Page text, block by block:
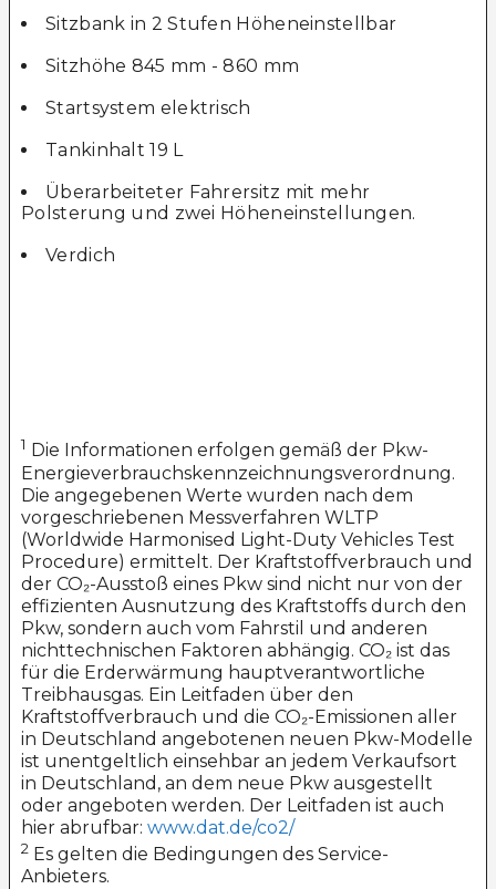
Sitzbank in 2 Stufen Höheneinstellbar
Sitzhöhe 845 mm - 860 mm
Startsystem elektrisch
Tankinhalt 19 L
Überarbeiteter Fahrersitz mit mehr
Polsterung und zwei Höheneinstellungen.
Verdich
1 Die Informationen erfolgen gemäß der Pkw-
Energieverbrauchskennzeichnungsverordnung.
Die angegebenen Werte wurden nach dem
vorgeschriebenen Messverfahren WLTP
(Worldwide Harmonised Light-Duty Vehicles Test
Procedure) ermittelt. Der Kraftstoffverbrauch und
der CO₂-Ausstoß eines Pkw sind nicht nur von der
effizienten Ausnutzung des Kraftstoffs durch den
Pkw, sondern auch vom Fahrstil und anderen
nichttechnischen Faktoren abhängig. CO₂ ist das
für die Erderwärmung hauptverantwortliche
Treibhausgas. Ein Leitfaden über den
Kraftstoffverbrauch und die CO₂-Emissionen aller
in Deutschland angebotenen neuen Pkw-Modelle
ist unentgeltlich einsehbar an jedem Verkaufsort
in Deutschland, an dem neue Pkw ausgestellt
oder angeboten werden. Der Leitfaden ist auch
hier abrufbar: www.dat.de/co2/
2 Es gelten die Bedingungen des Service-
Anbieters.